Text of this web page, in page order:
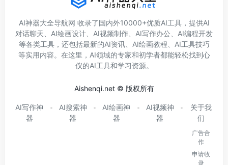
AI神器大全导航网 收录了国内外10000+优质AI工具，提供AI
对话聊天、AI绘画设计、AI视频制作、AI写作办公、AI编程开发
等各类工具，还包括最新的AI资讯、AI绘画教程、AI工具技巧
等实用内容。在这里，AI领域的专家和初学者都能轻松找到心
仪的AI工具和学习资源。
Aishenqi.net © 版权所有
AI写作神
器
AI搜索神
器
AI绘画神
器
AI视频神
器
关于我
们
广告合
作
申请收
录